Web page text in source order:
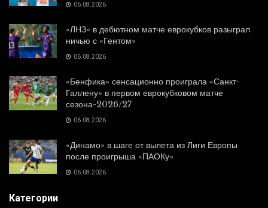
06.08.2026
«ЛНЗ» в дебютном матче еврокубков разыграл
ничью с «Гентом»
06.08.2026
«Бенфика» сенсационно проиграла «Санкт-
Галлену» в первом еврокубковом матче
сезона-2026/27
06.08.2026
«Динамо» в шаге от вылета из Лиги Европы
после проигрыша «ПАОКу»
06.08.2026
Категории